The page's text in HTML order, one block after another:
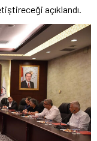
açıklandı.